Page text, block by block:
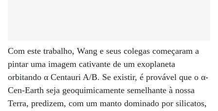
Com este trabalho, Wang e seus colegas começaram a
pintar uma imagem cativante de um exoplaneta
orbitando α Centauri A/B. Se existir, é provável que o α-
Cen-Earth seja geoquimicamente semelhante à nossa
Terra, predizem, com um manto dominado por silicatos,